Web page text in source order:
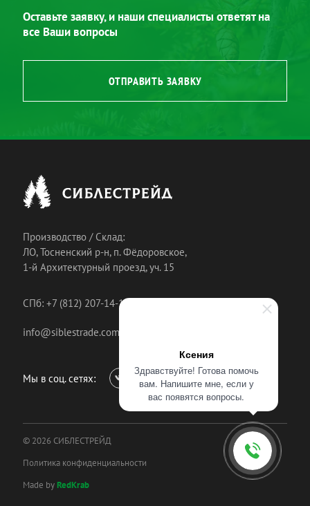
Ксения
Здравствуйте! Готова помочь
вам. Напишите мне, если у
вас появятся вопросы.
Оставьте заявку, и наши специалисты ответят на
все Ваши вопросы
ОТПРАВИТЬ ЗАЯВКУ
Производство / Склад:
ЛО, Тосненский р-н, п. Фёдоровское,
1-й Архитектурный проезд, уч. 15
СПб: +7 (812) 207-14-18
info@siblestrade.com
Мы в соц. сетях:
© 2026 СИБЛЕСТРЕЙД
Политика конфиденциальности
Made byRedKrab